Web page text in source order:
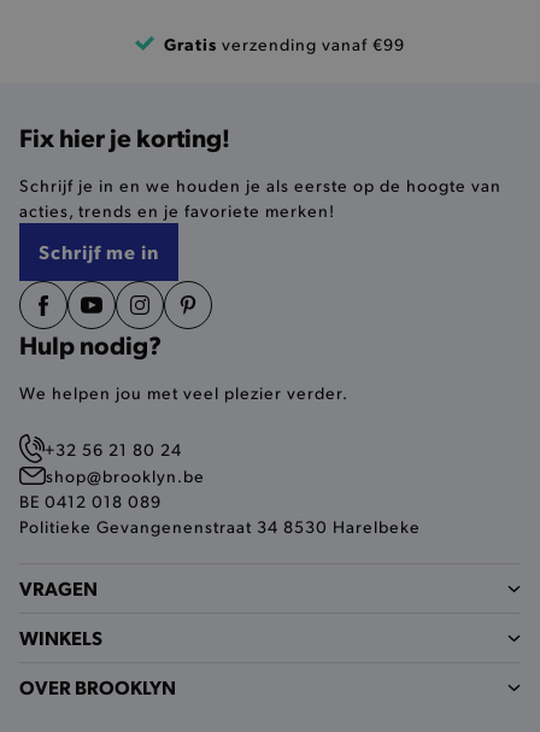
Gratis verzending vanaf €99
Fix hier je korting!
Schrijf je in en we houden je als eerste op de hoogte van
acties, trends en je favoriete merken!
Schrijf me in
Hulp nodig?
We helpen jou met veel plezier verder.
+32 56 21 80 24
shop@brooklyn.be
BE 0412 018 089
Politieke Gevangenenstraat 34 8530 Harelbeke
VRAGEN
WINKELS
OVER BROOKLYN
niet jouw identiteit.
selected-val
pickupStoreVal